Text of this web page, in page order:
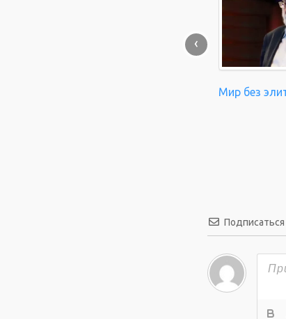
Мир без
‹
Подписаться